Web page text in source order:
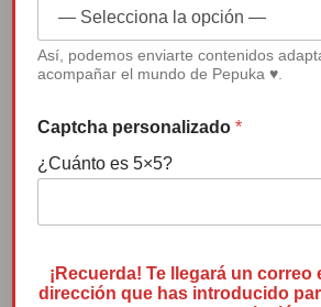
00:00
Premio Menina
Así, podemos enviarte contenidos
acompañar el mundo de Pepuka ♥.
Captcha personalizado*
¿Cuánto es 5×5?
¡Recuerda! Te llegará un correo
dirección que has introducido